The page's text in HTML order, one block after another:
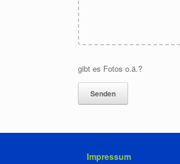
gibt es Fotos o.ä.?
Impressum